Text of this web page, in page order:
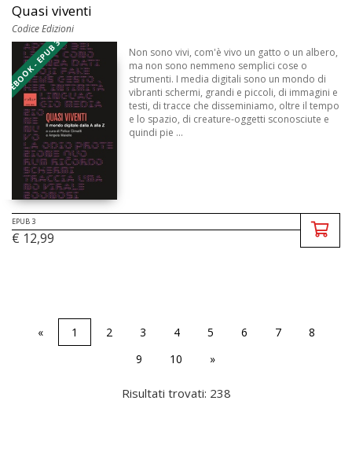
Quasi viventi
Codice Edizioni
EBOOK - EPUB 3
Non sono vivi, com'è vivo un gatto o un albero,
ma non sono nemmeno semplici cose o
strumenti. I media digitali sono un mondo di
vibranti schermi, grandi e piccoli, di immagini e
testi, di tracce che disseminiamo, oltre il tempo
e lo spazio, di creature-oggetti sconosciute e
quindi pie ...
EPUB 3
€ 12,99
« 1 2 3 4 5 6 7
8
9
10 »
Risultati trovati: 238